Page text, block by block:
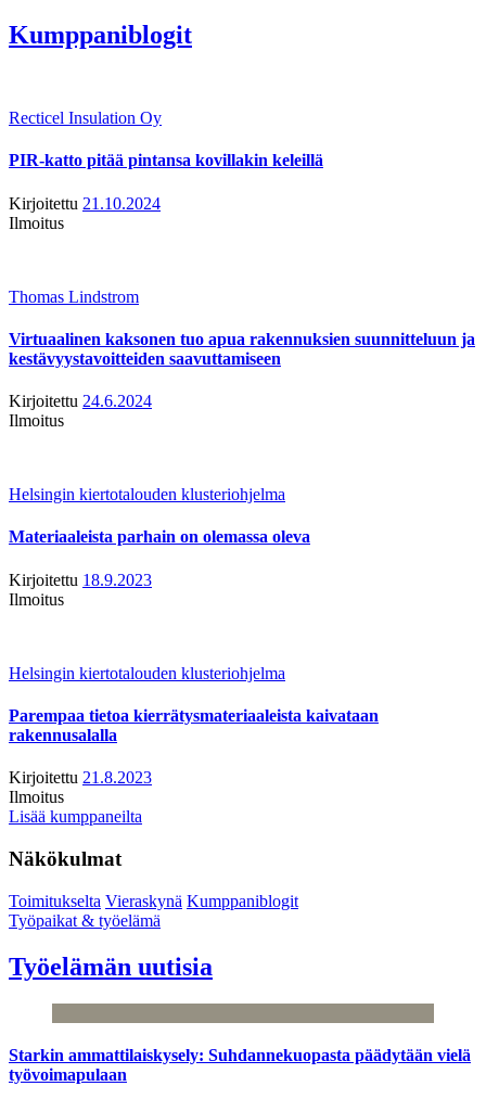
Kumppaniblogit
Recticel Insulation Oy
PIR-katto pitää pintansa kovillakin keleillä
Kirjoitettu 21.10.2024
Ilmoitus
Thomas Lindstrom
Virtuaalinen kaksonen tuo apua rakennuksien suunnitteluun ja
kestävyystavoitteiden saavuttamiseen
Kirjoitettu 24.6.2024
Ilmoitus
Helsingin kiertotalouden klusteriohjelma
Materiaaleista parhain on olemassa oleva
Kirjoitettu 18.9.2023
Ilmoitus
Helsingin kiertotalouden klusteriohjelma
Parempaa tietoa kierrätysmateriaaleista kaivataan
rakennusalalla
Kirjoitettu 21.8.2023
Ilmoitus
Lisää kumppaneilta
Näkökulmat
Toimitukselta Vieraskynä Kumppaniblogit
Työpaikat & työelämä
Työelämän uutisia
Starkin ammattilaiskysely: Suhdannekuopasta päädytään vielä
työvoimapulaan